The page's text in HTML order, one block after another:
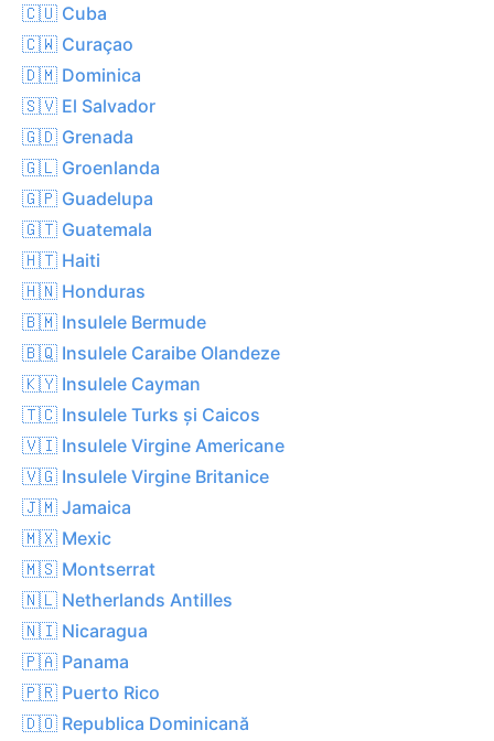
🇨🇺 Cuba
🇨🇼 Curaçao
🇩🇲 Dominica
🇸🇻 El Salvador
🇬🇩 Grenada
🇬🇱 Groenlanda
🇬🇵 Guadelupa
🇬🇹 Guatemala
🇭🇹 Haiti
🇭🇳 Honduras
🇧🇲 Insulele Bermude
🇧🇶 Insulele Caraibe Olandeze
🇰🇾 Insulele Cayman
🇹🇨 Insulele Turks și Caicos
🇻🇮 Insulele Virgine Americane
🇻🇬 Insulele Virgine Britanice
🇯🇲 Jamaica
🇲🇽 Mexic
🇲🇸 Montserrat
🇳🇱 Netherlands Antilles
🇳🇮 Nicaragua
🇵🇦 Panama
🇵🇷 Puerto Rico
🇩🇴 Republica Dominicană